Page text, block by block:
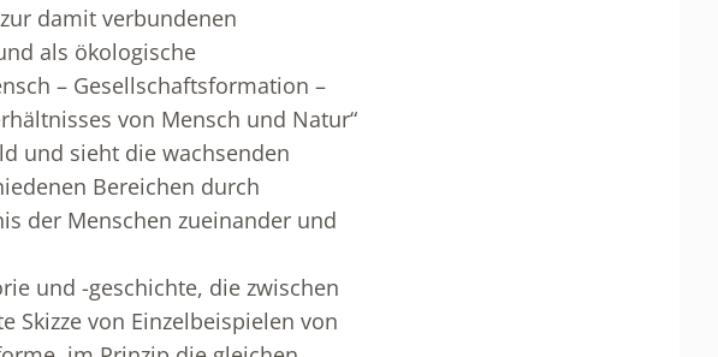
damit verbundenen
als ökologische
– Gesellschaftsformation –
von Mensch und Natur“
und sieht die wachsenden
Bereichen durch
der Menschen zueinander und
und -geschichte, die zwischen
Skizze von Einzelbeispielen von